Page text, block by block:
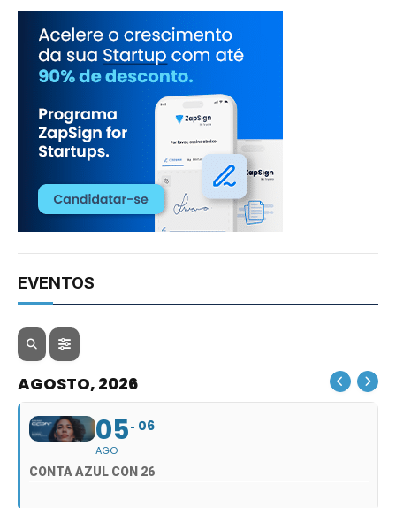
EVENTOS
AGOSTO, 2026
05
AGO
06
CONTA AZUL CON 26